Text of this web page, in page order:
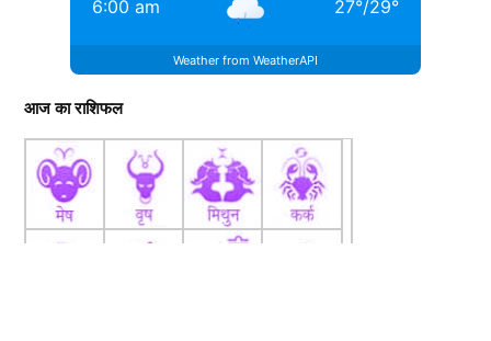
6:00 am 27°/29°
Weather from WeatherAPI
आज का राशिफल